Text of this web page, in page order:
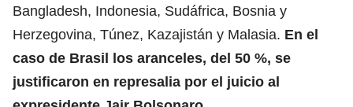
Bangladesh, Indonesia, Sudáfrica, Bosnia y
Herzegovina, Túnez, Kazajistán y Malasia. En el
caso de Brasil los aranceles, del 50 %, se
justificaron en represalia por el juicio al